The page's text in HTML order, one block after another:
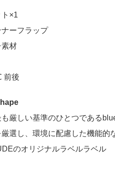
×1
ーフラップ
材
前後
厳しい基準のひとつである
選し、環境に配慮した機能的
のオリジナルラベルラベル